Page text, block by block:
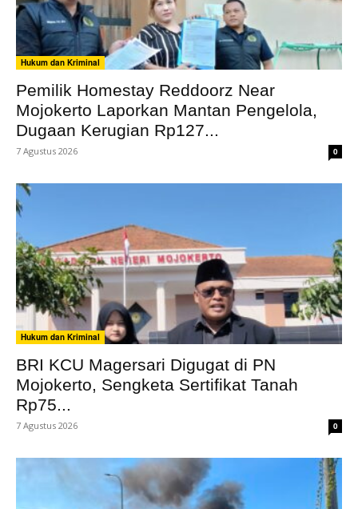
Hukum dan Kriminal
Pemilik Homestay Reddoorz Near
Mojokerto Laporkan Mantan Pengelola,
Dugaan Kerugian Rp127...
7 Agustus 2026 0
Hukum dan Kriminal
BRI KCU Magersari Digugat di PN
Mojokerto, Sengketa Sertifikat Tanah
Rp75...
7 Agustus 2026 0